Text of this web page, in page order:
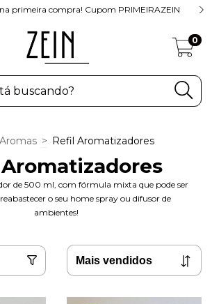
na primeira compra! Cupom PRIMEIRAZEIN
0
Aromas > Refil Aromatizadores
de 500 ml, com fórmula mixta que pode ser
o seu home spray ou difusor de
ambientes!